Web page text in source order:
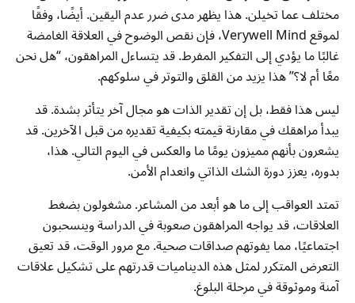
مختلف عما تخيلن. هذا يظهر مدى ضرر عدم اليقين. أيضًا، وفقًا
لموقع Verywell Mind، فإن نقص الوضوح في العلاقة الغامضة
غالبًا ما يؤدي إلى التفكير المفرط. قد يتساءل المراهقون، “هل نحن
معًا أم لا؟” هذا يزيد من القلق والتوتر في سلوكهم.
ليس هذا فقط، بل إن تقدير الذات هو مجال آخر يتأثر بشدة. قد
يبدأ مراهقك في مقارنة قيمته بكيفية تقديره من قبل الآخرين. قد
يشعرون بأنهم مميزون يومًا ما والعكس في اليوم التالي. هذا،
بدوره، يعزز دورة الشك الذاتي وانعدام الأمن.
تمتد العواقب إلى ما هو أبعد من المشاعر. مشغولون بضغط
العلاقات، قد يواجه المراهقون صعوبة في الدراسة وينسحبون
اجتماعيًا، مما يفوتهم صداقات صحية. مع مرور الوقت، قد تعيق
التعرض المتكرر لمثل هذه الديناميات قدرتهم على تشكيل علاقات
آمنة وموثوقة في مرحلة البلوغ.